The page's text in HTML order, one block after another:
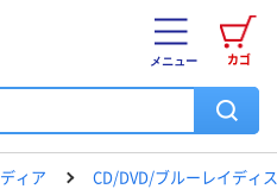
カゴ
メニュー
ィア CD/DVD/ブルーレイディ